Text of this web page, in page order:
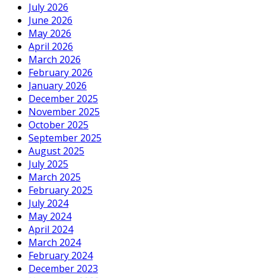
July 2026
June 2026
May 2026
April 2026
March 2026
February 2026
January 2026
December 2025
November 2025
October 2025
September 2025
August 2025
July 2025
March 2025
February 2025
July 2024
May 2024
April 2024
March 2024
February 2024
December 2023